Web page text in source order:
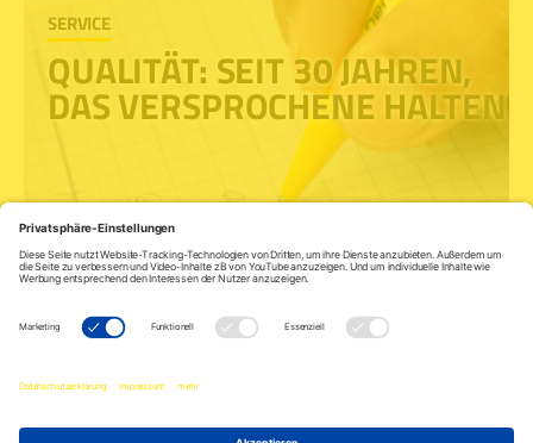
SERVICE
QUALITÄT: SEIT 30 JAHREN,
DAS VERSPROCHENE HALTEN
IMPRESSUM
DATENSCHUTZ